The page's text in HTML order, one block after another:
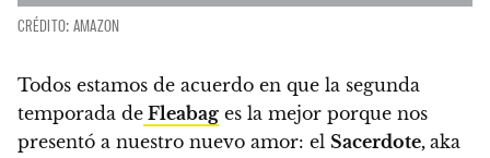
CRÉDITO: AMAZON
Todos estamos de acuerdo en que la segunda
temporada de Fleabag es la mejor porque nos
presentó a nuestro nuevo amor: el Sacerdote, aka